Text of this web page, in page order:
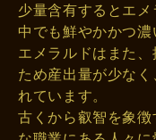
少量含有するとエメ
中でも鮮やかかつ濃
エメラルドはまた
ため産出量が少な
れています。
古くから叡智を象